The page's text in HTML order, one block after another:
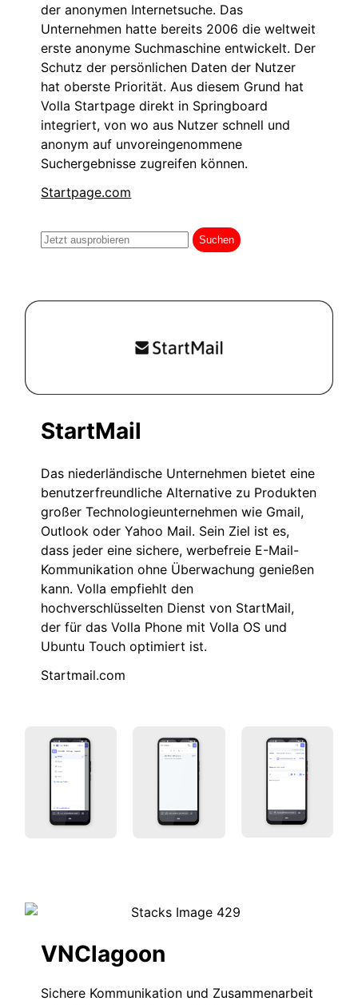
der anonymen Internetsuche. Das
Unternehmen hatte bereits 2006 die weltweit
erste anonyme Suchmaschine entwickelt. Der
Schutz der persönlichen Daten der Nutzer
hat oberste Priorität. Aus diesem Grund hat
Volla Startpage direkt in Springboard
integriert, von wo aus Nutzer schnell und
anonym auf unvoreingenommene
Suchergebnisse zugreifen können.
Startpage.com
StartMail
Das niederländische Unternehmen bietet eine
benutzerfreundliche Alternative zu Produkten
großer Technologieunternehmen wie Gmail,
Outlook oder Yahoo Mail. Sein Ziel ist es,
dass jeder eine sichere, werbefreie E-Mail-
Kommunikation ohne Überwachung genießen
kann. Volla empfiehlt den
hochverschlüsselten Dienst von StartMail,
der für das Volla Phone mit Volla OS und
Ubuntu Touch optimiert ist.
Startmail.com
VNClagoon
Sichere Kommunikation und Zusammenarbeit